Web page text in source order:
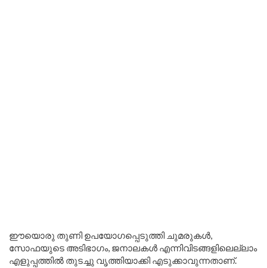
ഈയൊരു തുണി ഉപയോഗപ്പെടുത്തി ചുമരുകൾ,
സോഫയുടെ അടിഭാഗം, ജനാലകൾ എന്നിവിടങ്ങളിലെല്ലാം
എളുപ്പത്തിൽ തുടച്ചു വൃത്തിയാക്കി എടുക്കാവുന്നതാണ്.